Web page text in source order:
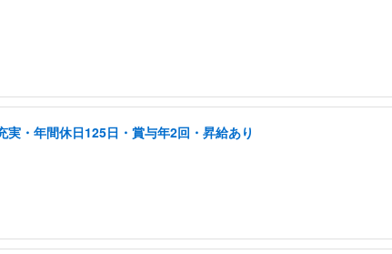
・年間休日125日・賞与年2回・昇給あり